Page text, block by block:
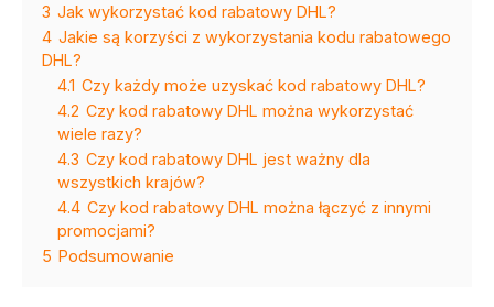
3 Jak wykorzystać kod rabatowy DHL?
4 Jakie są korzyści z wykorzystania kodu rabatowego
DHL?
4.1 Czy każdy może uzyskać kod rabatowy DHL?
4.2 Czy kod rabatowy DHL można wykorzystać
wiele razy?
4.3 Czy kod rabatowy DHL jest ważny dla
wszystkich krajów?
4.4 Czy kod rabatowy DHL można łączyć z innymi
promocjami?
5 Podsumowanie